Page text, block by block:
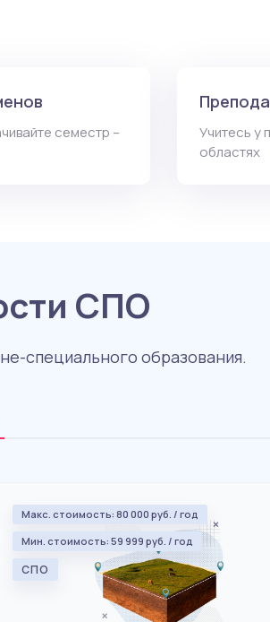
семестр –
Учитесь у
областях
СПО
специального образования.
Макс. стоимость: 80 000 руб. / год
Мин. стоимость: 59 999 руб. / год
СПО